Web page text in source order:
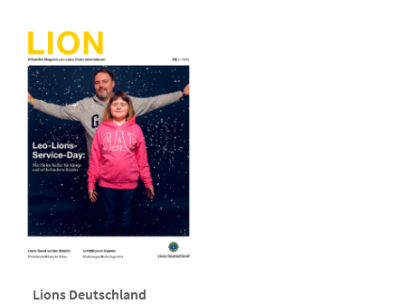
Lions Deutschland